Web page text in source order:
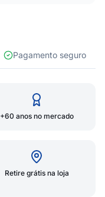
Pagamento seguro
+60 anos no mercado
Retire grátis na loja